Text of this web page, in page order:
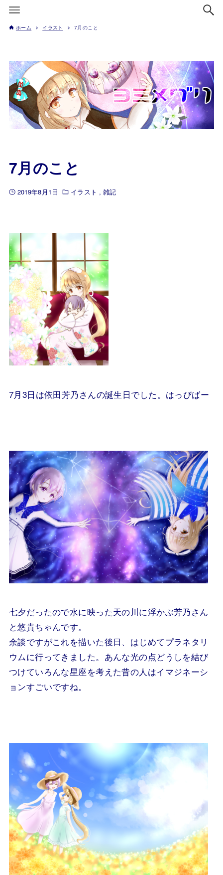
ホーム イラスト 7月のこと
7月のこと
2019年8月1日 イラスト 雑記
7月3日は依田芳乃さんの誕生日でした。はっぴばー
七夕だったので水に映った天の川に浮かぶ芳乃さん
と悠貴ちゃんです。
余談ですがこれを描いた後日、はじめてプラネタリ
ウムに行ってきました。あんな光の点どうしを結び
つけていろんな星座を考えた昔の人はイマジネーシ
ョンすごいですね。